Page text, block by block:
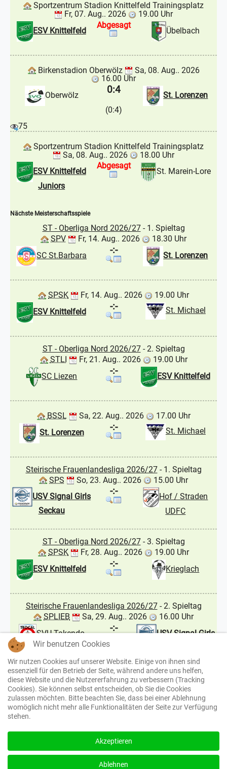
Sportzentrum Stadion Knittelfeld Trainingsplatz
Fr, 07. Aug.. 2026
19.00 Uhr
ESV Knittelfeld
Übelbach
Abgesagt
Birkenstadion Oberwölz
Sa, 08. Aug.. 2026
16.00 Uhr
Oberwölz
St. Lorenzen
0:4
(0:4)
75
Sportzentrum Stadion Knittelfeld Trainingsplatz
Sa, 08. Aug.. 2026
18.00 Uhr
ESV Knittelfeld
Juniors
St. Marein-Lore
Abgesagt
Nächste Meisterschaftsspiele
ST - Oberliga Nord 2026/27- 1. Spieltag
SPV
Fr, 14. Aug.. 2026
18.30 Uhr
SC St.Barbara
St. Lorenzen
-:-
SPSK Fr, 14. Aug.. 2026
19.00 Uhr
ESV Knittelfeld
St. Michael
-:-
ST - Oberliga Nord 2026/27- 2. Spieltag
STLI
Fr, 21. Aug.. 2026
19.00 Uhr
SC Liezen
ESV Knittelfeld
-:-
BSSL Sa, 22. Aug.. 2026
17.00 Uhr
St. Lorenzen
St. Michael
-:-
Steirische Frauenlandesliga 2026/27- 1. Spieltag
SPS
So, 23. Aug.. 2026
15.00 Uhr
USV Signal Girls
Seckau
Hof / Straden
UDFC
-:-
ST - Oberliga Nord 2026/27- 3. Spieltag
SPSK
Fr, 28. Aug.. 2026
19.00 Uhr
ESV Knittelfeld
Krieglach
-:-
Steirische Frauenlandesliga 2026/27- 2. Spieltag
SPLIEB
Sa, 29. Aug.. 2026
16.00 Uhr
SVU Takendo
Liebenau
USV Signal Girls
-:-
ST - Gebietsliga Mur 2026/27- 1. Spieltag
JLSL
Sa, 29. Aug.. 2026
17.00 Uhr
St. Peter/K. II
ESV Knittelfeld
-:-
© ESV Knittelfeld - Soccer and more... 2026, Powered by
traffic analysis. By continuing to visit this site you
agree to our use of cookies.
Wir benutzen Cookies
Wir nutzen Cookies auf unserer Website. Einige von ihnen sind
essenziell für den Betrieb der Seite, während andere uns helfen,
diese Website und die Nutzererfahrung zu verbessern (Tracking
Cookies). Sie können selbst entscheiden, ob Sie die Cookies
zulassen möchten. Bitte beachten Sie, dass bei einer Ablehnung
womöglich nicht mehr alle Funktionalitäten der Seite zur Verfügung
stehen.
Akzeptieren
Ablehnen